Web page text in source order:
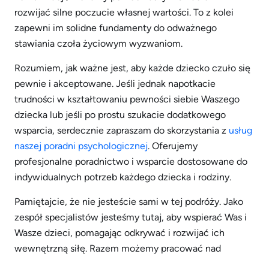
rozwijać silne poczucie własnej wartości. To z kolei
zapewni im solidne fundamenty do odważnego
stawiania czoła życiowym wyzwaniom.
Rozumiem, jak ważne jest, aby każde dziecko czuło się
pewnie i akceptowane. Jeśli jednak napotkacie
trudności w kształtowaniu pewności siebie Waszego
dziecka lub jeśli po prostu szukacie dodatkowego
wsparcia, serdecznie zapraszam do skorzystania z usług
naszej poradni psychologicznej. Oferujemy
profesjonalne poradnictwo i wsparcie dostosowane do
indywidualnych potrzeb każdego dziecka i rodziny.
Pamiętajcie, że nie jesteście sami w tej podróży. Jako
zespół specjalistów jesteśmy tutaj, aby wspierać Was i
Wasze dzieci, pomagając odkrywać i rozwijać ich
wewnętrzną siłę. Razem możemy pracować nad